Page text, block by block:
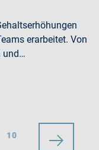
erarbeitet. Von
und…
10